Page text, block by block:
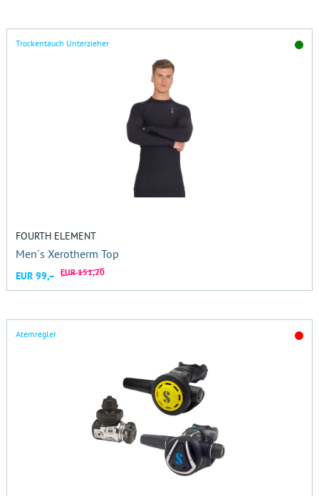
Trockentauch Unterzieher
FOURTH ELEMENT
Men´s Xerotherm Top
EUR 99,– EUR 151,20
Atemregler